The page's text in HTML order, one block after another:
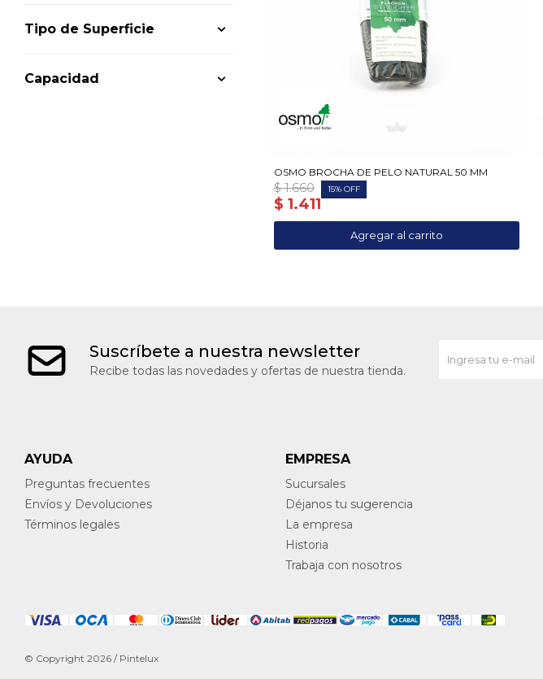
OSMO BROCHA DE PELO NATURAL 50 MM
$ 1.411
$ 1.660 15
Tipo de Superficie
Capacidad
Suscríbete a nuestra newsletter
Recibe todas las novedades y ofertas de nuestra tienda.
AYUDA
Preguntas frecuentes
Envíos y Devoluciones
Términos legales
EMPRESA
Sucursales
Déjanos tu sugerencia
La empresa
Historia
Trabaja con nosotros
© Copyright 2026 / Pintelux